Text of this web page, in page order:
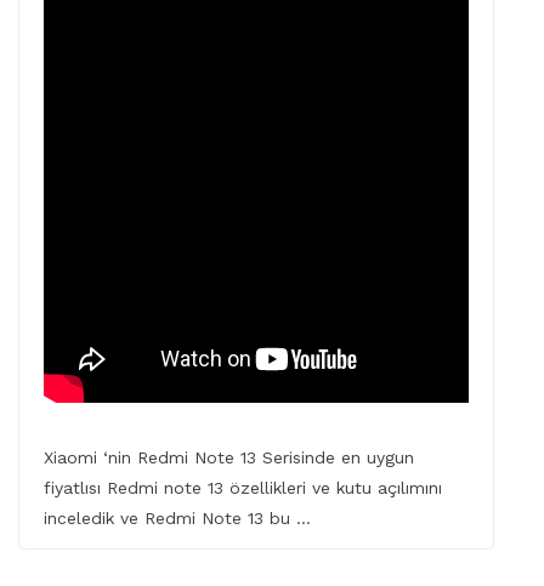
Xiaomi ‘nin Redmi Note 13 Serisinde en uygun
fiyatlısı Redmi note 13 özellikleri ve kutu açılımını
inceledik ve Redmi Note 13 bu …